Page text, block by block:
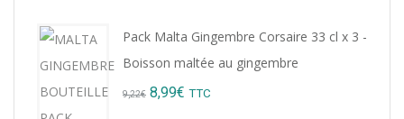
Pack Malta Gingembre Corsaire 33 cl x 3 -
Boisson maltée au gingembre
9,22€ Original
8,99€ Current
TTC